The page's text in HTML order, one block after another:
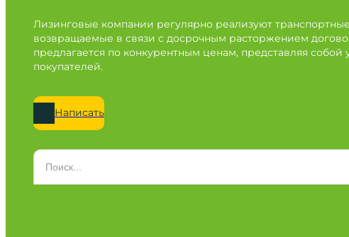
Лизинговые компании регулярно реализуют
возвращаемые в связи с досрочным расторжением
предлагается по конкурентным ценам, представляя
покупателей.
Написать